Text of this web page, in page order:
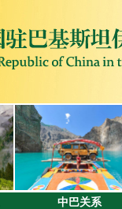
中巴关系